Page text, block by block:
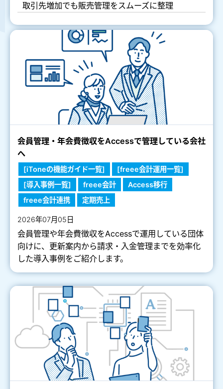
会員管理・年会費徴収をAccessで管理している会社
へ
[iToneの機能ガイド一覧]
[freee会計運用一覧]
[導入事例一覧]
freee会計
Access移行
freee会計連携
定期売上
2026年07月05日
会員管理や年会費徴収をAccessで運用している団体
向けに、更新案内から請求・入金管理までを効率化
した導入事例をご紹介します。
取引先増加でも販売管理をスムーズに整理